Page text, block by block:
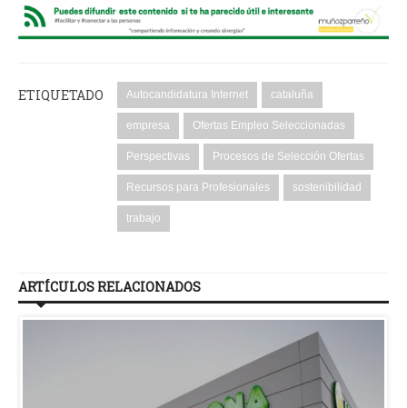
ETIQUETADO Autocandidatura Internet cataluña
empresa Ofertas Empleo Seleccionadas
Perspectivas Procesos de Selección Ofertas
Recursos para Profesionales sostenibilidad
trabajo
ARTÍCULOS RELACIONADOS